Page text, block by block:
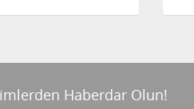
Haberdar Olun!